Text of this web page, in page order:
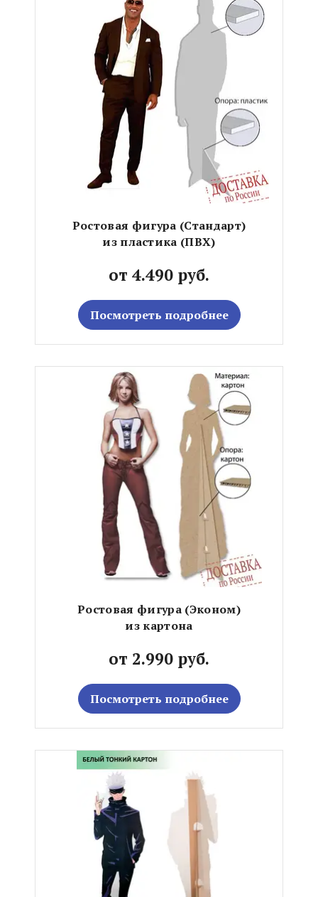
Ростовая фигура (Стандарт)
из пластика (ПВХ)
от 4.490 руб.
Посмотреть подробнее
Ростовая фигура (Эконом)
из картона
от 2.990 руб.
Посмотреть подробнее